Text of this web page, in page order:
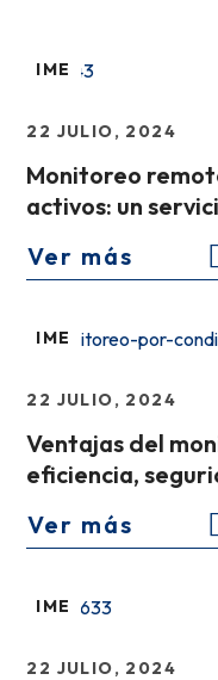
IME
22 JULIO, 2024
Monitoreo
activos: un
Ver más
IME
22 JULIO, 2024
Ventajas del
eficiencia,
Ver más
IME
22 JULIO, 2024